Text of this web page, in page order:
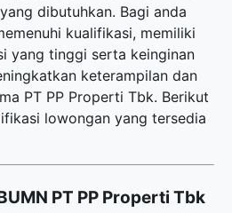
dibutuhkan. Bagi anda
kualifikasi, memiliki
yang tinggi serta keinginan
keterampilan dan
PT PP Properti Tbk. Berikut
lowongan yang tersedia
PT PP Properti Tbk